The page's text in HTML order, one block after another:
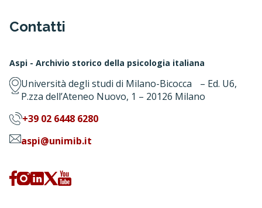
Contatti
Aspi - Archivio storico della psicologia italiana
Università degli studi di Milano-Bicocca – Ed. U6,
P.zza dell’Ateneo Nuovo, 1 – 20126 Milano
+39 02 6448 6280
aspi@unimib.it